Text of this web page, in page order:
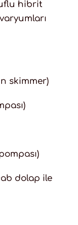
hibrit
skimmer)
dolap ile